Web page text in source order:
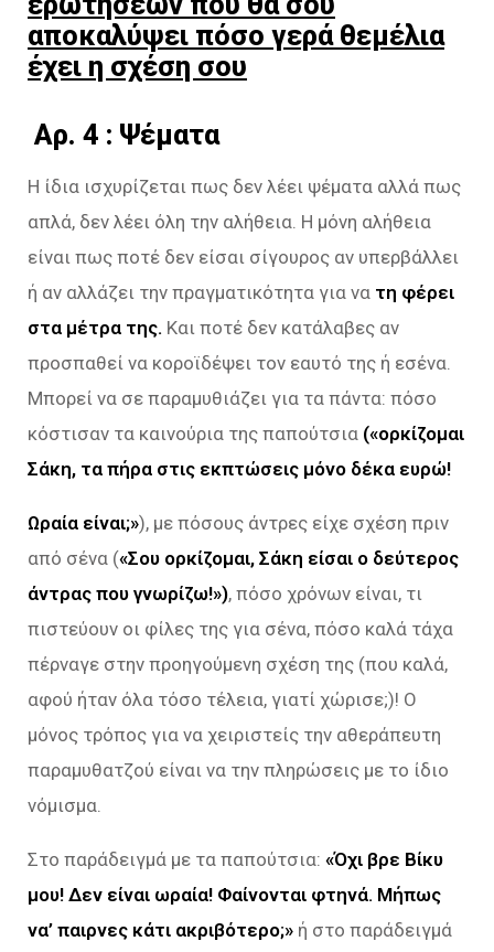
αποκαλύψει πόσο γερά θεμέλια
έχει η σχέση σου
Aρ. 4 : Ψέματα
Η ίδια ισχυρίζεται πως δεν λέει ψέματα αλλά πως
απλά, δεν λέει όλη την αλήθεια. Η μόνη αλήθεια
είναι πως ποτέ δεν είσαι σίγουρος αν υπερβάλλει
ή αν αλλάζει την πραγματικότητα για να τη φέρει
στα μέτρα της. Και ποτέ δεν κατάλαβες αν
προσπαθεί να κοροϊδέψει τον εαυτό της ή εσένα.
Μπορεί να σε παραμυθιάζει για τα πάντα: πόσο
κόστισαν τα καινούρια της παπούτσια («ορκίζομαι
Σάκη, τα πήρα στις εκπτώσεις μόνο δέκα ευρώ!
Ωραία είναι;»), με πόσους άντρες είχε σχέση πριν
από σένα («Σου ορκίζομαι, Σάκη είσαι ο δεύτερος
άντρας που γνωρίζω!»), πόσο χρόνων είναι, τι
πιστεύουν οι φίλες της για σένα, πόσο καλά τάχα
πέρναγε στην προηγούμενη σχέση της (που καλά,
αφού ήταν όλα τόσο τέλεια, γιατί χώρισε;)! Ο
μόνος τρόπος για να χειριστείς την αθεράπευτη
παραμυθατζού είναι να την πληρώσεις με το ίδιο
νόμισμα.
Στο παράδειγμά με τα παπούτσια: «Όχι βρε Βίκυ
μου! Δεν είναι ωραία! Φαίνονται φτηνά. Μήπως
να’ παιρνες κάτι ακριβότερο;» ή στο παράδειγμά